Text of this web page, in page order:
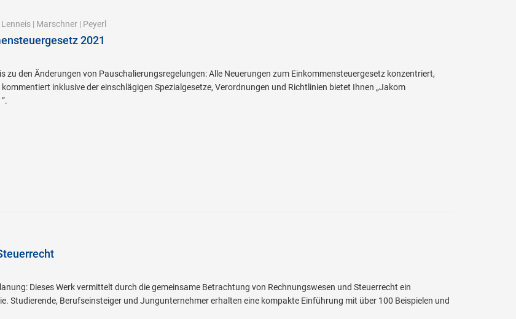
Lenneis| Marschner| Peyerl
2021
zu den Änderungen von Pauschalierungsregelungen: Alle Neuerungen zum Einkommensteuergesetz konzentriert,
inklusive der einschlägigen Spezialgesetze, Verordnungen und Richtlinien bietet Ihnen „Jakom
Dieses Werk vermittelt durch die gemeinsame Betrachtung von Rechnungswesen und Steuerrecht ein
Studierende, Berufseinsteiger und Jungunternehmer erhalten eine kompakte Einführung mit über 100 Beispielen und